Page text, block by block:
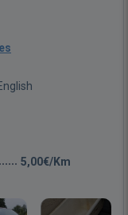
5,00€/Km